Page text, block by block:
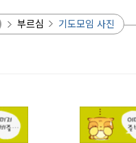
부르심 기도모임 사진